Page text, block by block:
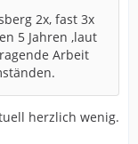
2x, fast 3x
5 Jahren ,laut
Arbeit
herzlich wenig.